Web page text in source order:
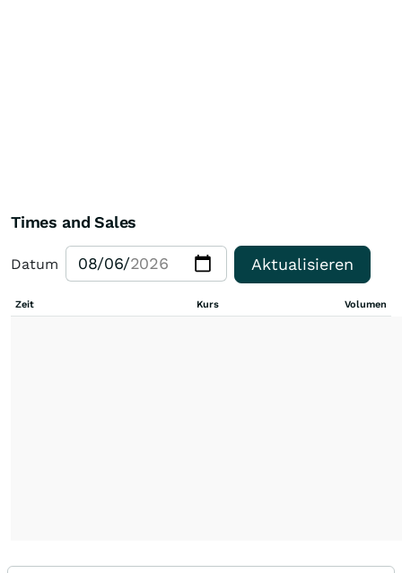
Times and Sales
Datum Aktualisieren
Zeit Kurs Volumen